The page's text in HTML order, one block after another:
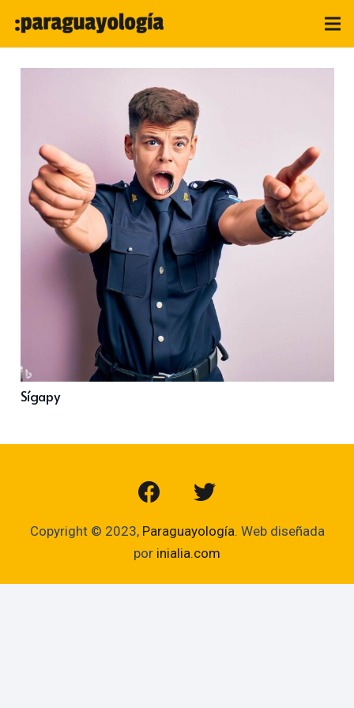
Sígapy
Copyright © 2023, Paraguayología. Web diseñada
por inialia.com